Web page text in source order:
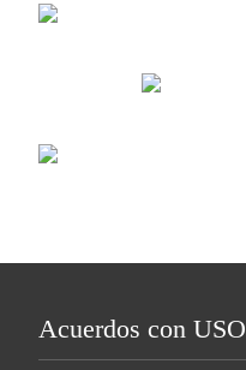
Acuerdos con USO